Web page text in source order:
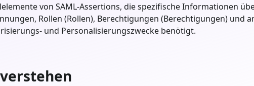
von SAML-Assertions, die spezifische Informationen
Rollen (Rollen), Berechtigungen (Berechtigungen) und
und Personalisierungszwecke benötigt.